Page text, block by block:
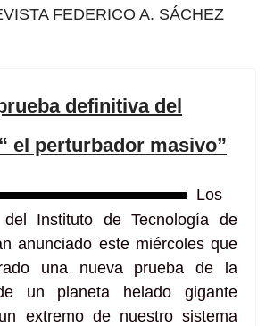
FEDERICO A. SÁCHEZ
definitiva del
el perturbador masivo”
Los
del Instituto de Tecnología de
anunciado este miércoles que
una nueva prueba de la
un planeta helado gigante
extremo de nuestro sistema